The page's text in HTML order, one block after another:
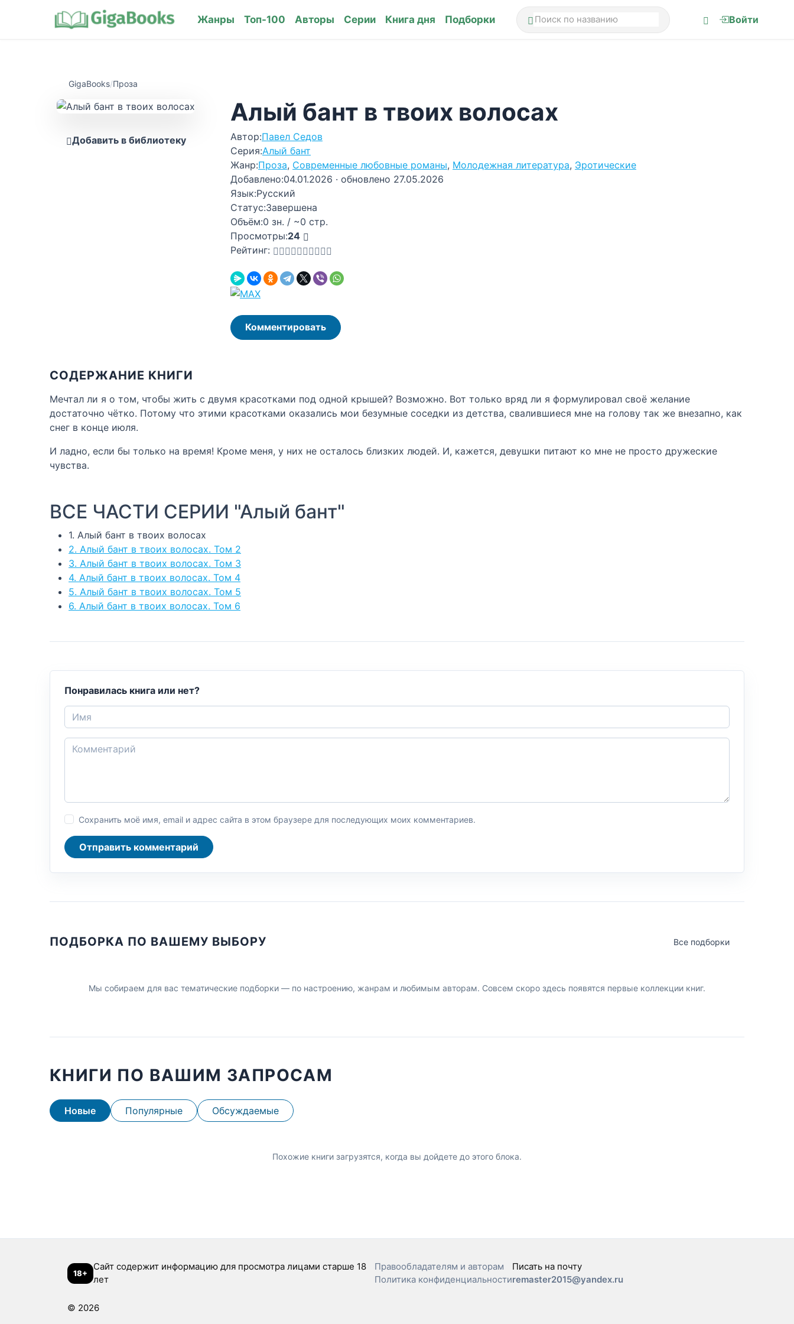
Жанры Топ-100 Авторы Серии Книга дня Подборки Войти
GigaBooks/Проза
Добавить в библиотеку
Алый бант в твоих волосах
Автор:Павел Седов
Серия:Алый бант
Жанр:Проза, Современные любовные романы, Молодежная литература, Эротические
Добавлено:04.01.2026 · обновлено 27.05.2026
Язык:Русский
Статус:Завершена
Объём:0 зн. / ~0 стр.
Просмотры:24
Рейтинг:
Комментировать
СОДЕРЖАНИЕ КНИГИ
Мечтал ли я о том, чтобы жить с двумя красотками под одной крышей? Возможно. Вот только вряд ли я формулировал своё желание
достаточно чётко. Потому что этими красотками оказались мои безумные соседки из детства, свалившиеся мне на голову так же внезапно, как
снег в конце июля.
И ладно, если бы только на время! Кроме меня, у них не осталось близких людей. И, кажется, девушки питают ко мне не просто дружеские
чувства.
ВСЕ ЧАСТИ СЕРИИ "Алый бант"
1. Алый бант в твоих волосах
2. Алый бант в твоих волосах. Том 2
3. Алый бант в твоих волосах. Том 3
4. Алый бант в твоих волосах. Том 4
5. Алый бант в твоих волосах. Том 5
6. Алый бант в твоих волосах. Том 6
Понравилась книга или нет?
Сохранить моё имя, email и адрес сайта в этом браузере для последующих моих комментариев.
Отправить комментарий
ПОДБОРКА ПО ВАШЕМУ ВЫБОРУ Все подборки
Мы собираем для вас тематические подборки — по настроению, жанрам и любимым авторам. Совсем скоро здесь появятся первые коллекции книг.
КНИГИ ПО ВАШИМ ЗАПРОСАМ
Новые Популярные Обсуждаемые
Похожие книги загрузятся, когда вы дойдете до этого блока.
18+
Сайт содержит информацию для просмотра лицами старше 18
лет
Правообладателям и авторам
Политика конфиденциальности
Писать на почту
remaster2015@yandex.ru
© 2026